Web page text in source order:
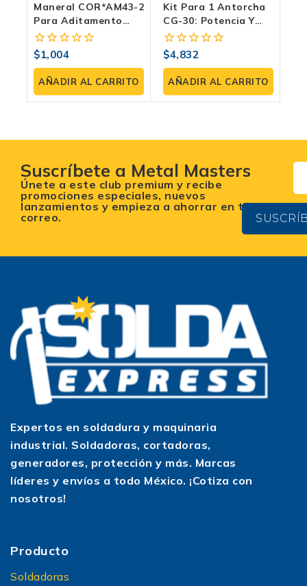
Maneral COR*AM43-2
Para Aditamento
Tipo Harris: Potencia
Y Versatilidad
0
fuera
de
5
$1,004
AÑADIR AL CARRITO
Kit Para 1 Antorcha
CG-30: Potencia Y
Versatilidad
Industrial | COR*MC-
CG-30-KIT
0
fuera
de
5
$4,832
AÑADIR AL CARRITO
Suscríbete a Metal Masters
Únete a este club premium y recibe
promociones especiales, nuevos
lanzamientos y empieza a ahorrar en tu
correo.
Expertos en soldadura y maquinaria
industrial. Soldadoras, cortadoras,
generadores, protección y más. Marcas
líderes y envíos a todo México. ¡Cotiza con
nosotros!
Producto
Soldadoras